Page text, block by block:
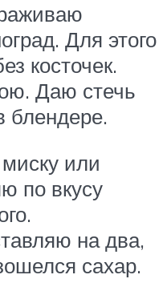
Для этого
косточек.
Даю стечь
блендере.
или
по вкусу
на два,
сахар.